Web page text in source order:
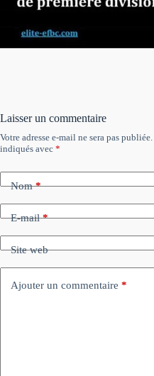
Laisser un commentaire
Votre adresse e-mail ne sera pas publiée.
indiqués avec *
Nom*
E-mail*
Site web
Ajouter un commentaire *